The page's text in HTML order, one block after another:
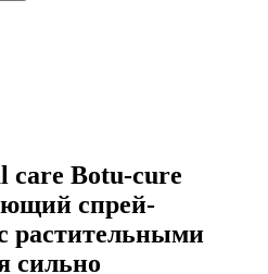
care Botu-cure
спрей-
растительными
сильно